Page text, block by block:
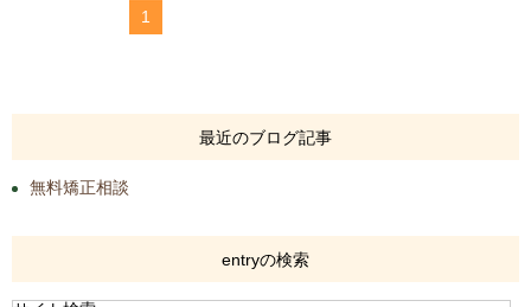
1
最近のブログ記事
無料矯正相談
entryの検索